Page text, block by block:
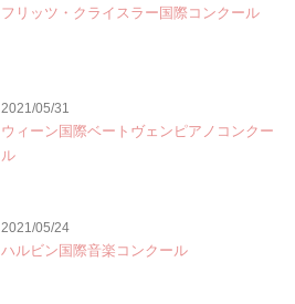
フリッツ・クライスラー国際コンクール
2021/05/31
ウィーン国際ベートヴェンピアノコンクー
ル
2021/05/24
ハルビン国際音楽コンクール